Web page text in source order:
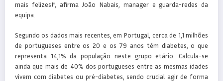
mais felizes!”, afirma João Nabais, manager e guarda-redes da
equipa.
Segundo os dados mais recentes, em Portugal, cerca de 1,1 milhões
de portugueses entre os 20 e os 79 anos têm diabetes, o que
representa 14,1% da população neste grupo etário. Calcula-se
ainda que mais de 40% dos portugueses entre as mesmas idades
vivem com diabetes ou pré-diabetes, sendo crucial agir de forma